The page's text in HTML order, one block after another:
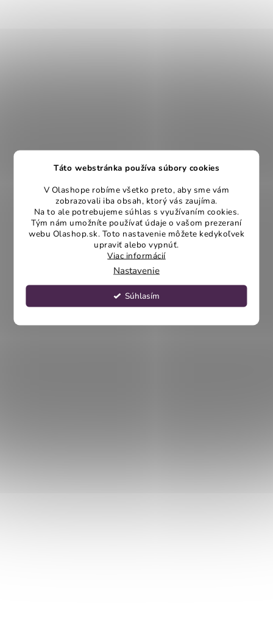
Táto webstránka používa súbory cookies
V Olashope robíme všetko preto, aby sme vám
zobrazovali iba obsah, ktorý vás zaujíma.
Na to ale potrebujeme súhlas s využívaním cookies.
Tým nám umožníte používať údaje o vašom prezeraní
webu Olashop.sk. Toto nastavenie môžete kedykoľvek
upraviť alebo vypnúť.
Viac informácií
Nastavenie
Súhlasím